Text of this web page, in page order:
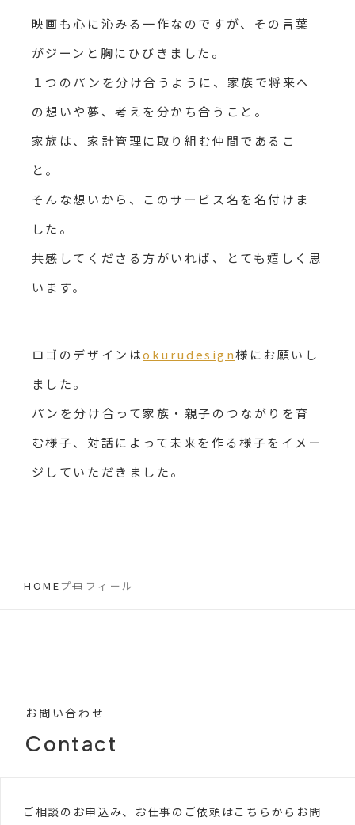
映画も心に沁みる一作なのですが、その言葉
がジーンと胸にひびきました。
１つのパンを分け合うように、家族で将来へ
の想いや夢、考えを分かち合うこと。
家族は、家計管理に取り組む仲間であるこ
と。
そんな想いから、このサービス名を名付けま
した。
共感してくださる方がいれば、とても嬉しく思
います。
ロゴのデザインはokurudesign様にお願いし
ました。
パンを分け合って家族・親子のつながりを育
む様子、対話によって未来を作る様子をイメー
ジしていただきました。
HOMEプロフィール
お問い合わせ
Contact
ご相談のお申込み、お仕事のご依頼はこちらからお問